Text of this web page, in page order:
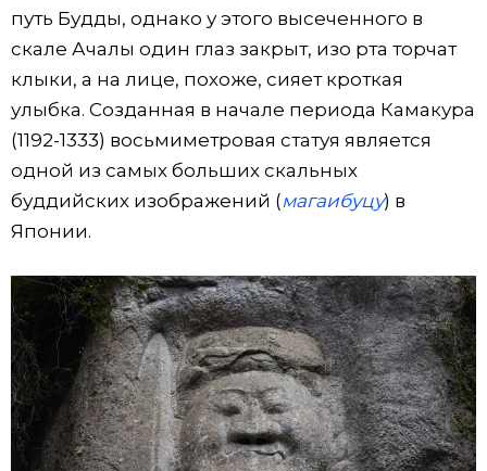
путь Будды, однако у этого высеченного в
скале Ачалы один глаз закрыт, изо рта торчат
клыки, а на лице, похоже, сияет кроткая
улыбка. Созданная в начале периода Камакура
(1192-1333) восьмиметровая статуя является
одной из самых больших скальных
буддийских изображений (магаибуцу) в
Японии.